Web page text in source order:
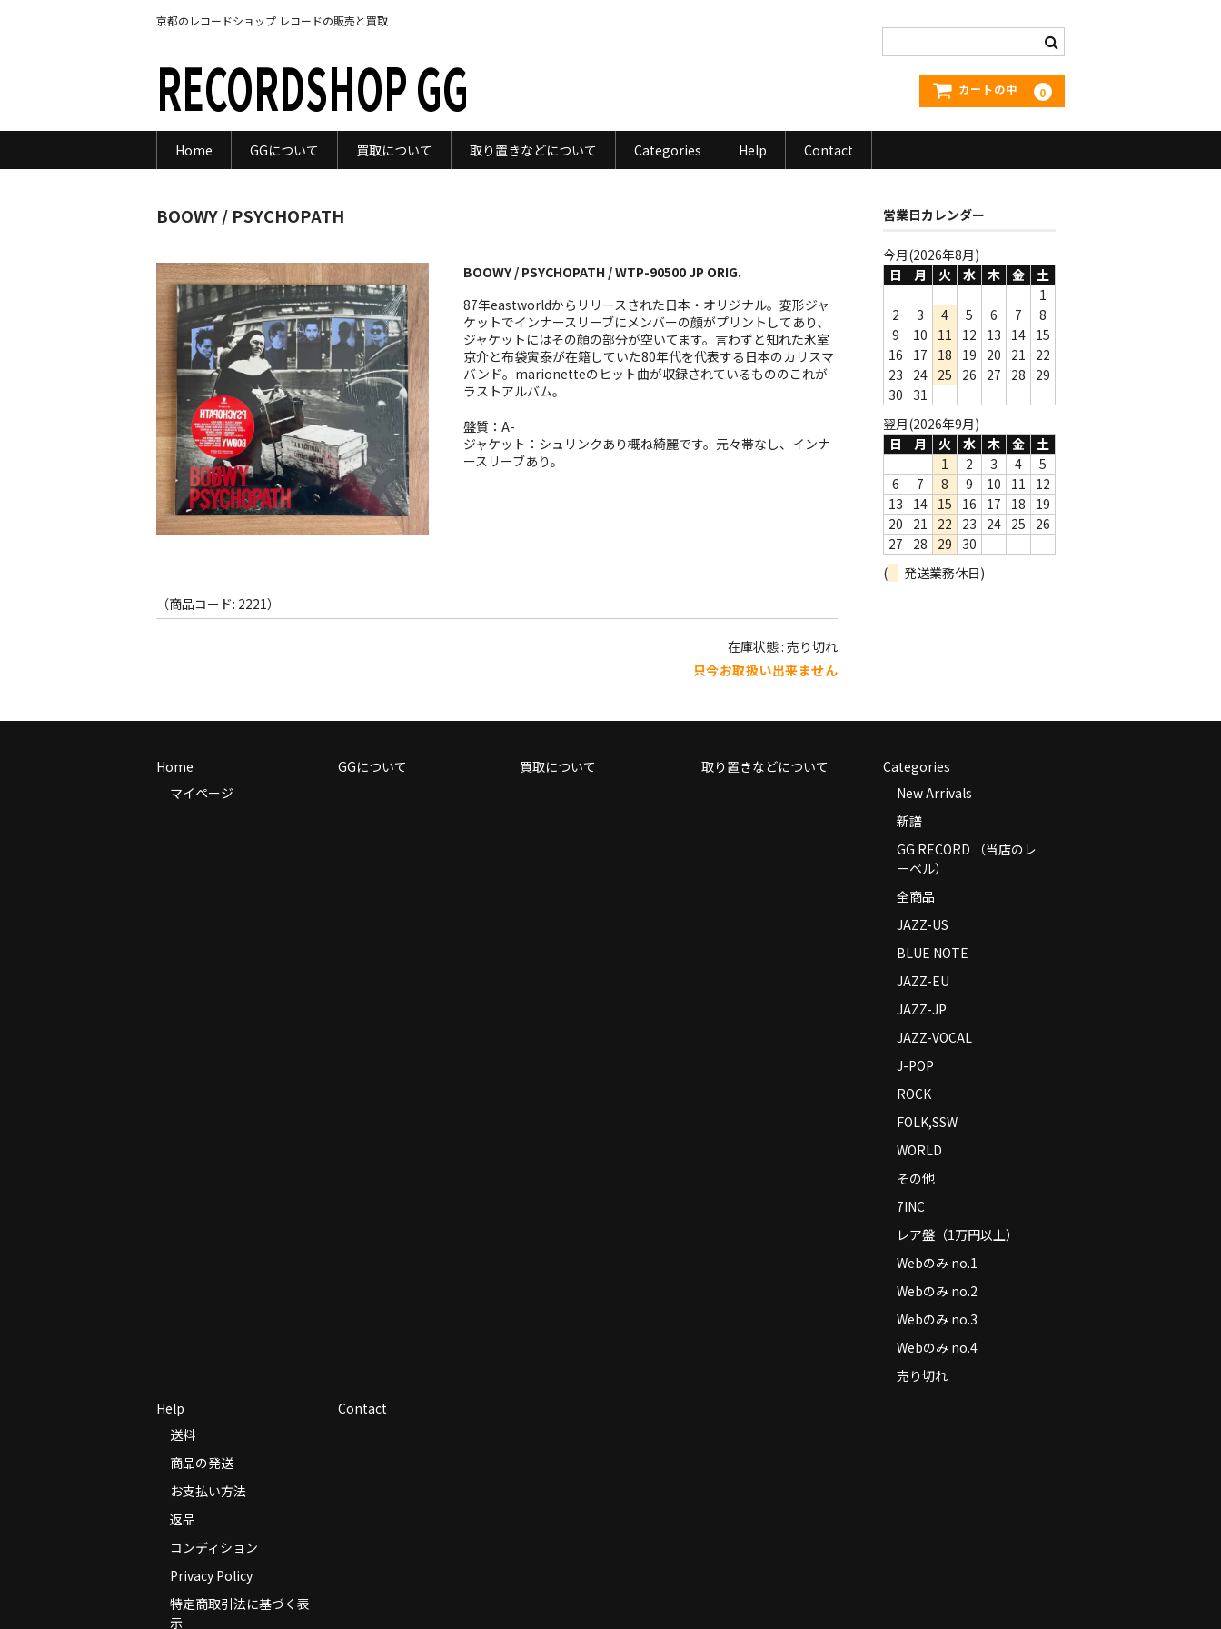
京都のレコードショップ レコードの販売と買取
RECORDSHOP GG カートの中 0
Home GGについて 買取について 取り置きなどについて Categories Help Contact
BOOWY / PSYCHOPATH
BOOWY / PSYCHOPATH / WTP-90500 JP ORIG.
87年eastworldからリリースされた日本・オリジナル。変形ジャ
ケットでインナースリーブにメンバーの顔がプリントしてあり、
ジャケットにはその顔の部分が空いてます。言わずと知れた氷室
京介と布袋寅泰が在籍していた80年代を代表する日本のカリスマ
バンド。marionetteのヒット曲が収録されているもののこれが
ラストアルバム。
盤質：A-
ジャケット：シュリンクあり概ね綺麗です。元々帯なし、インナ
ースリーブあり。
（商品コード: 2221）
在庫状態 : 売り切れ
只今お取扱い出来ません
営業日カレンダー
今月(2026年8月)
日
月 火 水 木 金
土
1
2
3 4 5 6 7
8
9
10 11 12 13 14 15
16
17 18 19 20 21
22
23
24 25 26 27 28
29
30
31
翌月(2026年9月)
日
月 火 水 木 金
土
1
2 3 4
5
6
7 8 9 10 11
12
13
14 15 16 17 18
19
20
21 22 23 24 25
26
27
28 29
30
(
発送業務休日)
Home
マイページ
GGについて 買取について 取り置きなどについて
Categories
New Arrivals
新譜
GG RECORD （当店のレ
ーベル）
全商品
JAZZ-US
BLUE NOTE
JAZZ-EU
JAZZ-JP
JAZZ-VOCAL
J-POP
ROCK
FOLK,SSW
WORLD
その他
7INC
レア盤（1万円以上）
Webのみ no.1
Webのみ no.2
Webのみ no.3
Webのみ no.4
売り切れ
Help
送料
商品の発送
お支払い方法
返品
コンディション
Privacy Policy
特定商取引法に基づく表
示
Contact